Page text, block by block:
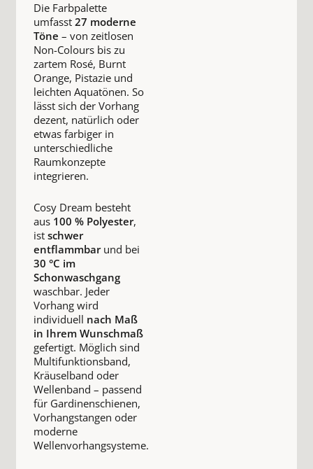
Die Farbpalette
umfasst 27 moderne
Töne – von zeitlosen
Non-Colours bis zu
zartem Rosé, Burnt
Orange, Pistazie und
leichten Aquatönen. So
lässt sich der Vorhang
dezent, natürlich oder
etwas farbiger in
unterschiedliche
Raumkonzepte
integrieren.
Cosy Dream besteht
aus 100 % Polyester,
ist schwer
entflammbarund bei
30 °C im
Schonwaschgang
waschbar. Jeder
Vorhang wird
individuell nach Maß
in Ihrem Wunschmaß
gefertigt. Möglich sind
Multifunktionsband,
Kräuselband oder
Wellenband – passend
für Gardinenschienen,
Vorhangstangen oder
moderne
Wellenvorhangsysteme.